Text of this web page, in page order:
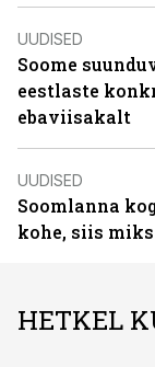
UUDISED
Soome
eestlaste
ebaviisakalt
UUDISED
Soomlanna
kohe, siis
HETKEL